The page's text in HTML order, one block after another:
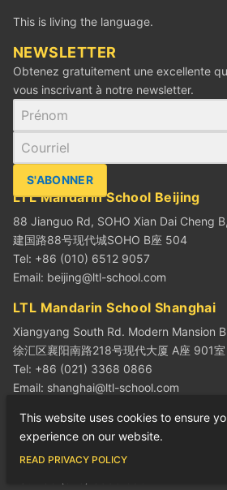
This is living the language.
‪NEWSLETTER
Obtenez gratuitement une excellente
vous inscrivant à notre newsletter.
S'ABONNER
LTL Mandarin School Beijing
88 Jianguo Rd, SOHO Xian Dai Cheng
建国路88号现代城SOHO B座 504
Tel: +86 (010) 6512 9057
Email: beijing@ltl-school.com
LTL Mandarin School Shanghai
Xiangyang South Rd. Modern Mansion
徐汇区襄阳南路218号现代大厦 A座 901室
Tel: +86 (021) 3368 0866
Email: shanghai@ltl-school.com
LTL Mandarin School Chengdu
#0902, 16 Huaxing East Road, Jinjiang,
成都市锦江区华兴东街16号 西部文化产业
This website uses cookies to ensure
experience on our website.
READ PRIVACY POLICY